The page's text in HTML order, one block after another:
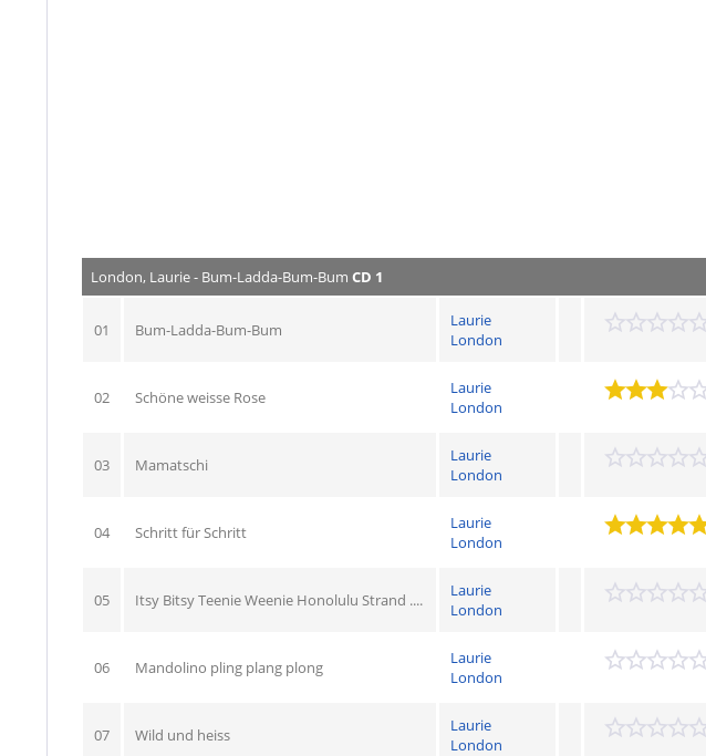
London, Laurie - Bum-Ladda-Bum-Bum CD 1
01 Bum-Ladda-Bum-Bum
Laurie
London
02 Schöne weisse Rose
Laurie
London
03 Mamatschi
Laurie
London
04 Schritt für Schritt
Laurie
London
05 Itsy Bitsy Teenie Weenie Honolulu Strand ....
Laurie
London
06 Mandolino pling plang plong
Laurie
London
07 Wild und heiss
Laurie
London